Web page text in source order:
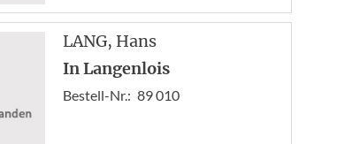
LANG, Hans
In Langenlois
Bestell-Nr.: 89 010